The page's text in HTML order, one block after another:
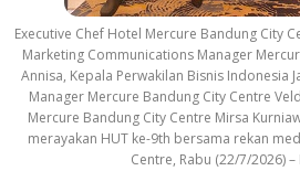
Executive Chef Hotel Mercure Bandung City
Marketing Communications Manager
Annisa, Kepala Perwakilan Bisnis Indonesia
Manager Mercure Bandung City Centre
Mercure Bandung City Centre Mirsa
merayakan HUT ke-9th bersama rekan
Centre, Rabu (22/7/2026) –